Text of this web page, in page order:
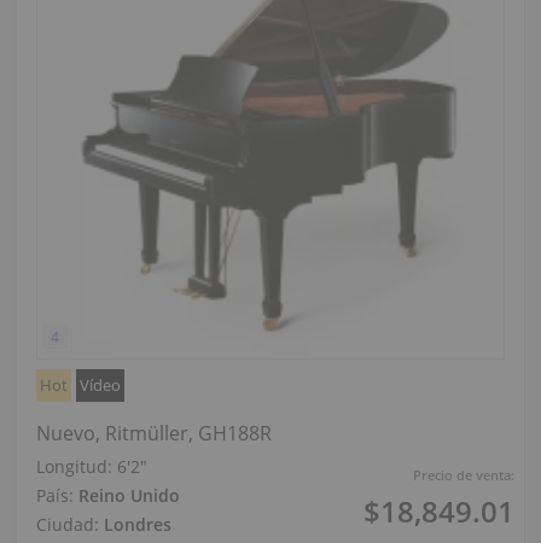
Precio de venta:
$18,849.01
Hot Vídeo
Nuevo, Ritmüller, GH188R
Longitud: 6′2″
País: Reino Unido
Ciudad: Londres